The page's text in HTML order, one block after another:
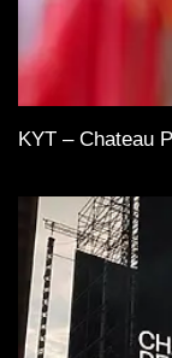
KYT – Chateau